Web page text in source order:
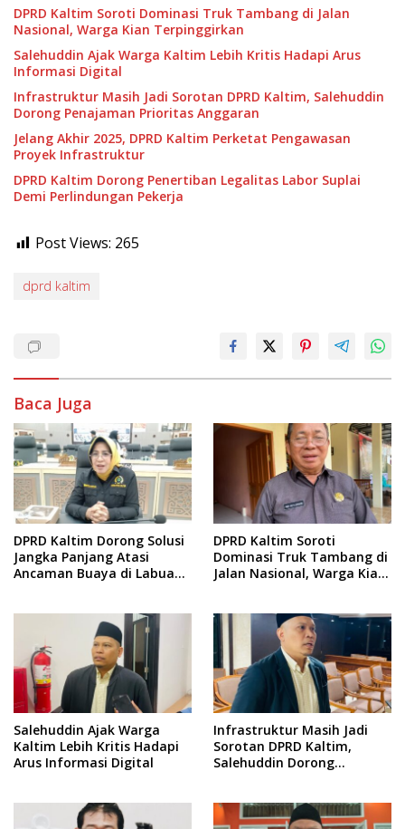
DPRD Kaltim Soroti Dominasi Truk Tambang di Jalan
Nasional, Warga Kian Terpinggirkan
Salehuddin Ajak Warga Kaltim Lebih Kritis Hadapi Arus
Informasi Digital
Infrastruktur Masih Jadi Sorotan DPRD Kaltim, Salehuddin
Dorong Penajaman Prioritas Anggaran
Jelang Akhir 2025, DPRD Kaltim Perketat Pengawasan
Proyek Infrastruktur
DPRD Kaltim Dorong Penertiban Legalitas Labor Suplai
Demi Perlindungan Pekerja
Post Views: 265
dprd kaltim
Baca Juga
DPRD Kaltim Dorong Solusi
Jangka Panjang Atasi
Ancaman Buaya di Labuan
DPRD Kaltim Soroti
Dominasi Truk Tambang di
Jalan Nasional, Warga Kian
Salehuddin Ajak Warga
Kaltim Lebih Kritis Hadapi
Arus Informasi Digital
Infrastruktur Masih Jadi
Sorotan DPRD Kaltim,
Salehuddin Dorong